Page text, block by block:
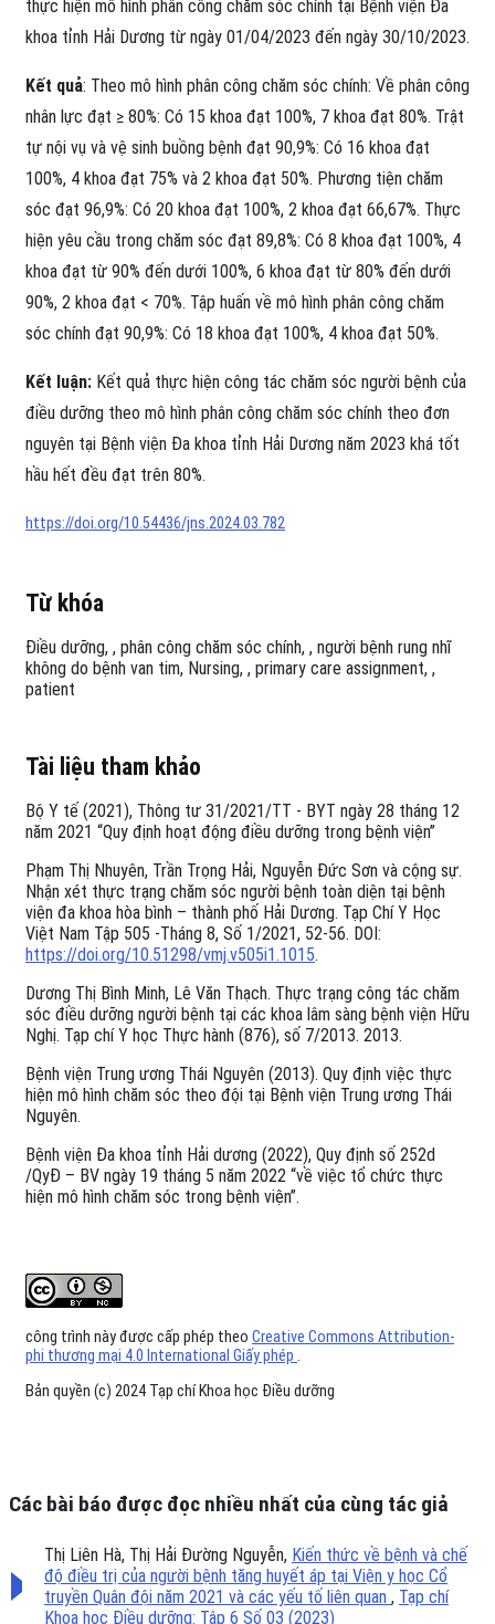
thực hiện mô hình phân công chăm sóc chính tại Bệnh viện Đa
khoa tỉnh Hải Dương từ ngày 01/04/2023 đến ngày 30/10/2023.
Kết quả: Theo mô hình phân công chăm sóc chính: Về phân công
nhân lực đạt ≥ 80%: Có 15 khoa đạt 100%, 7 khoa đạt 80%. Trật
tự nội vụ và vệ sinh buồng bệnh đạt 90,9%: Có 16 khoa đạt
100%, 4 khoa đạt 75% và 2 khoa đạt 50%. Phương tiện chăm
sóc đạt 96,9%: Có 20 khoa đạt 100%, 2 khoa đạt 66,67%. Thực
hiện yêu cầu trong chăm sóc đạt 89,8%: Có 8 khoa đạt 100%, 4
khoa đạt từ 90% đến dưới 100%, 6 khoa đạt từ 80% đến dưới
90%, 2 khoa đạt < 70%. Tập huấn về mô hình phân công chăm
sóc chính đạt 90,9%: Có 18 khoa đạt 100%, 4 khoa đạt 50%.
Kết luận: Kết quả thực hiện công tác chăm sóc người bệnh của
điều dưỡng theo mô hình phân công chăm sóc chính theo đơn
nguyên tại Bệnh viện Đa khoa tỉnh Hải Dương năm 2023 khá tốt
hầu hết đều đạt trên 80%.
https://doi.org/10.54436/jns.2024.03.782
Từ khóa
Điều dưỡng , phân công chăm sóc chính , người bệnh rung nhĩ
không do bệnh van tim Nursing , primary care assignment ,
patient
Tài liệu tham khảo
Bộ Y tế (2021), Thông tư 31/2021/TT - BYT ngày 28 tháng 12
năm 2021 “Quy định hoạt động điều dưỡng trong bệnh viện”
Phạm Thị Nhuyên, Trần Trọng Hải, Nguyễn Đức Sơn và cộng sự.
Nhận xét thực trạng chăm sóc người bệnh toàn diện tại bệnh
viện đa khoa hòa bình – thành phố Hải Dương. Tạp Chí Y Học
Việt Nam Tập 505 -Tháng 8, Số 1/2021, 52-56. DOI:
https://doi.org/10.51298/vmj.v505i1.1015.
Dương Thị Bình Minh, Lê Văn Thạch. Thực trạng công tác chăm
sóc điều dưỡng người bệnh tại các khoa lâm sàng bệnh viện Hữu
Nghị. Tạp chí Y học Thực hành (876), số 7/2013. 2013.
Bệnh viện Trung ương Thái Nguyên (2013). Quy định việc thực
hiện mô hình chăm sóc theo đội tại Bệnh viện Trung ương Thái
Nguyên.
Bệnh viện Đa khoa tỉnh Hải dương (2022), Quy định số 252d
/QyĐ – BV ngày 19 tháng 5 năm 2022 “về việc tổ chức thực
hiện mô hình chăm sóc trong bệnh viện”.
công trình này được cấp phép theo Creative Commons Attribution-
phi thương mại 4.0 International Giấy phép .
Bản quyền (c) 2024 Tạp chí Khoa học Điều dưỡng
Các bài báo được đọc nhiều nhất của cùng tác giả
Thị Liên Hà, Thị Hải Đường Nguyễn, Kiến thức về bệnh và chế
độ điều trị của người bệnh tăng huyết áp tại Viện y học Cổ
truyền Quân đội năm 2021 và các yếu tố liên quan , Tạp chí
Khoa học Điều dưỡng: Tập 6 Số 03 (2023)